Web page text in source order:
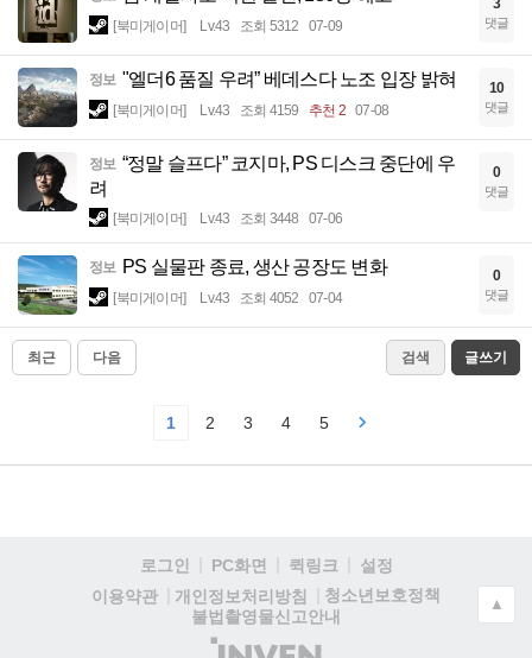
[북미게이머] Lv.43 조회 5312 07-09 댓글
정보 "엘더6 품질 우려” 베데스다 노조 입장 밝혀
[북미게이머] Lv.43 조회 4159 추천 2 07-08
10
댓글
정보 “정말 슬프다” 코지마, PS 디스크 중단에 우
려
[북미게이머] Lv.43 조회 3448 07-06
0
댓글
정보 PS 실물판 종료, 생산 공장도 변화
[북미게이머] Lv.43 조회 4052 07-04
0
댓글
최근 다음 검색 글쓰기
1 2 3 4 5
로그인 PC화면 퀵링크
설정
이용약관
개인정보처리방침
청소년보호정책
불법촬영물신고안내
(주)
▲